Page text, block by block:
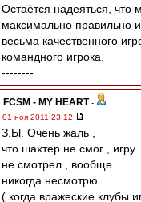
Остаётся надеяться, что
максимально правильно
весьма качественного
командного игрока.
--------
FCSM - MY HEART -
01 ноя 2011 23:12
З.Ы. Очень жаль ,
что шахтер не смог , игру
не смотрел , вообще
никогда несмотрю
( когда вражеские клубы